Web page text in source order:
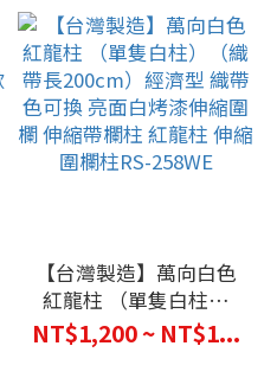
【台灣製造】萬向白色
紅龍柱 （單隻白柱）
（織帶長200cm）經濟
型 織帶色可換 亮面白烤
NT$1,200 ~ NT$1...